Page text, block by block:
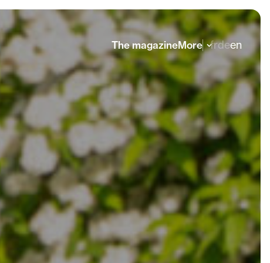
The magazineMore frdeen